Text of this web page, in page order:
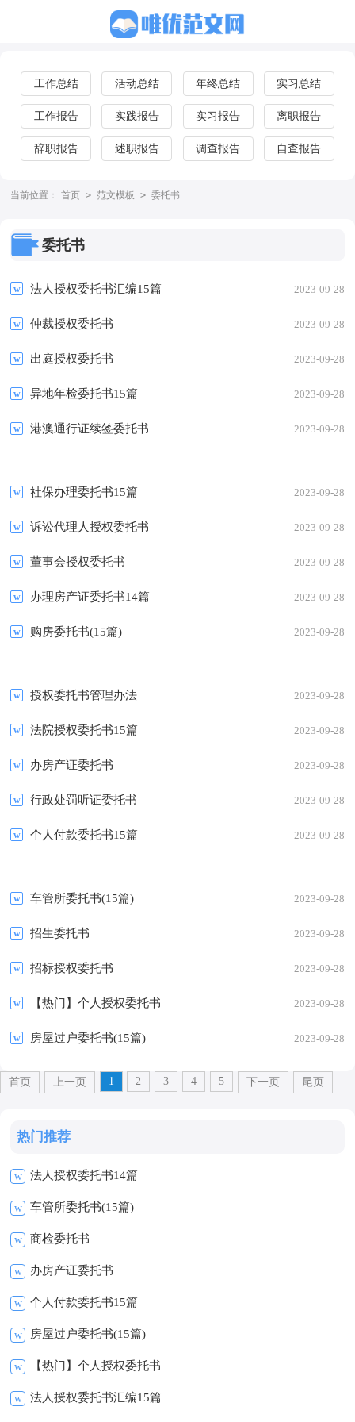
工作总结 活动总结 年终总结 实习总结
工作报告 实践报告 实习报告 离职报告
辞职报告 述职报告 调查报告 自查报告
当前位置： 首页 > 范文模板 > 委托书
委托书
法人授权委托书汇编15篇 2023-09-28
仲裁授权委托书 2023-09-28
出庭授权委托书 2023-09-28
异地年检委托书15篇 2023-09-28
港澳通行证续签委托书 2023-09-28
社保办理委托书15篇 2023-09-28
诉讼代理人授权委托书 2023-09-28
董事会授权委托书 2023-09-28
办理房产证委托书14篇 2023-09-28
购房委托书(15篇) 2023-09-28
授权委托书管理办法 2023-09-28
法院授权委托书15篇 2023-09-28
办房产证委托书 2023-09-28
行政处罚听证委托书 2023-09-28
个人付款委托书15篇 2023-09-28
车管所委托书(15篇) 2023-09-28
招生委托书 2023-09-28
招标授权委托书 2023-09-28
【热门】个人授权委托书 2023-09-28
房屋过户委托书(15篇) 2023-09-28
首页 上一页 1 2 3 4 5 下一页 尾页
热门推荐
w 法人授权委托书14篇
w 车管所委托书(15篇)
w 商检委托书
w 办房产证委托书
w 个人付款委托书15篇
w 房屋过户委托书(15篇)
w 【热门】个人授权委托书
w 法人授权委托书汇编15篇